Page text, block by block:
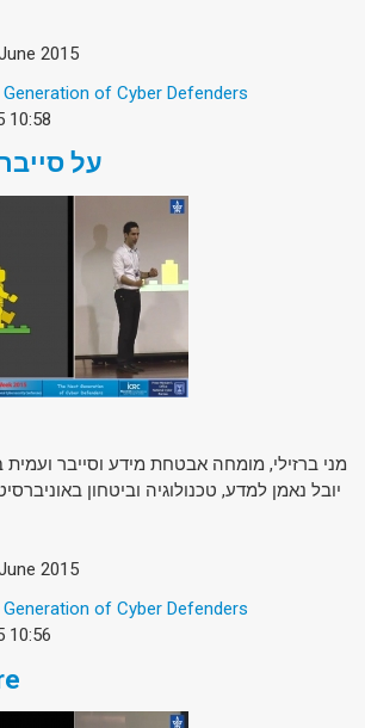
2015
of Cyber Defenders
10:58
על
מני ברזילי, מומחה אבטחת מידע וסייבר
יובל נאמן למדע, טכנולוגיה וביטחון
2015
of Cyber Defenders
10:56